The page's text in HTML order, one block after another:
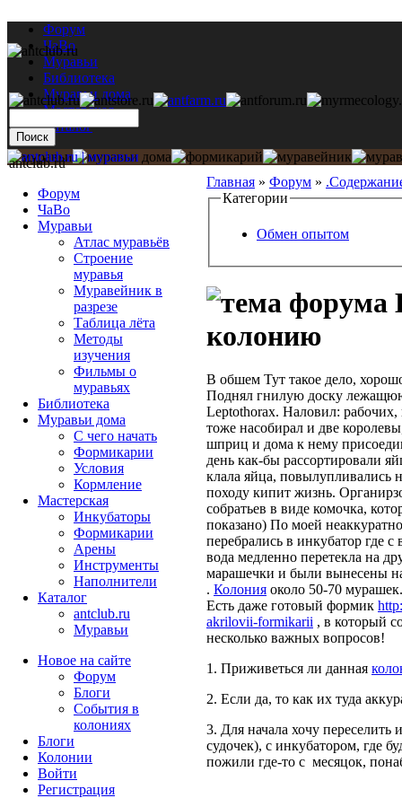
Форум
ЧаВо
Муравьи
Библиотека
Муравьи дома
Мастерская
Каталог
Главная » Форум »
Категории
Обмен опытом
колонию
В обшем Тут такое дело,
Поднял гнилую доску
Leptothorax. Наловил:
тоже насобирал и две
шприц и дома к нему
день как-бы рассортировали
клала яйца, повылупливались
походу кипит жизнь.
собратьев в виде комочка,
показано) По моей
перебрались в инкубатор где
вода медленно перетекла на
марашечки и были вынесены
. Колония около 50-70
Есть даже готовый формик
akrilovii-formikarii , в который
несколько важных вопросов!
1. Приживеться ли данная
2. Если да, то как их туда
3. Для начала хочу
судочек), с инкубатором, где
пожили где-то с месяцок,
antclub.ru
Форум
ЧаВо
Муравьи
Атлас муравьёв
Строение
муравья
Муравейник в
разрезе
Таблица лёта
Методы
изучения
Фильмы о
муравьях
Библиотека
Муравьи дома
С чего начать
Формикарии
Условия
Кормление
Мастерская
Инкубаторы
Формикарии
Арены
Инструменты
Наполнители
Каталог
antclub.ru
Муравьи
Новое на сайте
Форум
Блоги
События в
колониях
Блоги
Колонии
Войти
Peгиcтpaция